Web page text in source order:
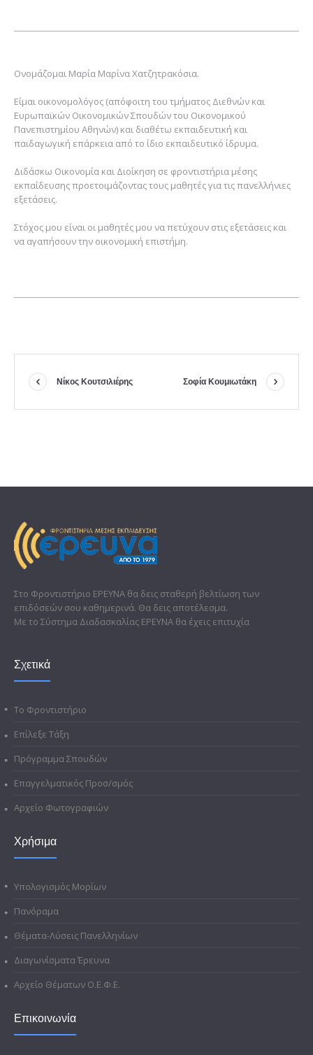
Ονομάζομαι Μαρία Μαρίνα Χατζητρακόσια.
Είμαι οικονομολόγος (απόφοιτη του τμήματος Διεθνών και
Ευρωπαϊκών Οικονομικών Σπουδών του Οικονομικού
Πανεπιστημίου Αθηνών) και διαθέτω εκπαιδευτική και
παιδαγωγική επάρκεια από το ίδιο εκπαιδευτικό ίδρυμα.
Διδάσκω Οικονομία και Διοίκηση σε φροντιστήρια μέσης
εκπαίδευσης προετοιμάζοντας τους μαθητές για τις πανελλήνιες
εξετάσεις.
Στόχος μου είναι οι μαθητές μου να πετύχουν στις εξετάσεις και
να αγαπήσουν την οικονομική επιστήμη.
Νίκος Κουτσιλιέρης Σοφία Κουμιωτάκη
Στο Φροντιστήριο ΕΡΕΥΝΑ θα δεις σταθερή βελτίωση των
επιδόσεών σου καθημερινά. Θα δεις αποτέλεσμα.
Με το Σύστημα Διαδασκαλίας ΕΡΕΥΝΑ θα έχεις επιτυχία
Σχετικά
Το Φροντιστήριο
Επίλεξε Τάξη
Πρόγραμμα Σπουδών
Επαγγελματικός Προσ/σμός
Αρχείο Φωτογραφιών
Χρήσιμα
Υπολογισμός Μορίων
Πανόραμα
Θέματα-Λύσεις Πανελληνίων
Διαγωνίσματα Έρευνα
Αρχείο Θέματων Ο.Ε.Φ.Ε.
Επικοινωνία